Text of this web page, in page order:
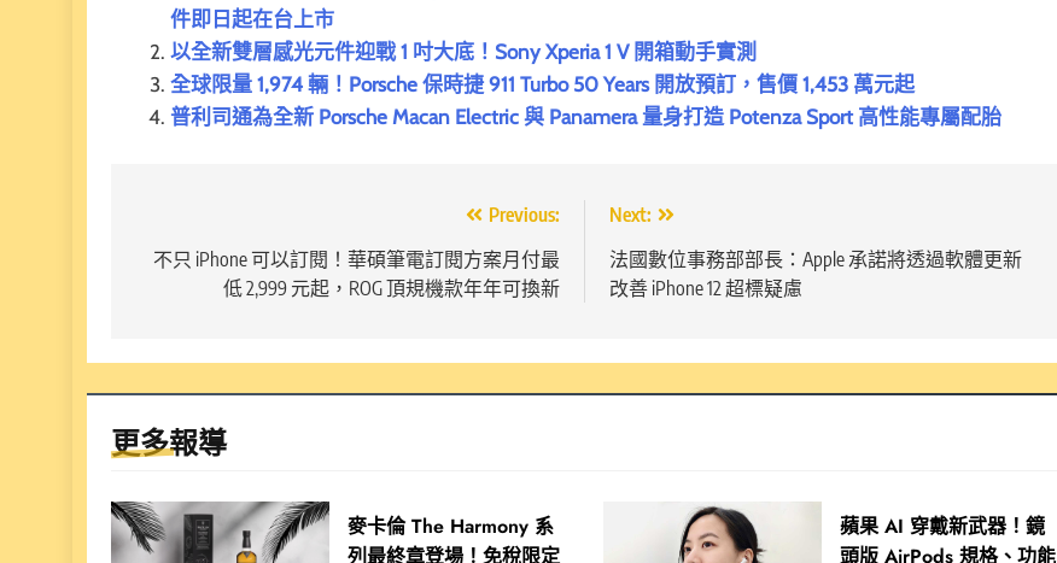
件即日起在台上市
以全新雙層感光元件迎戰 1 吋大底！Sony Xperia 1 V 開箱動手實測
全球限量 1,974 輛！Porsche 保時捷 911 Turbo 50 Years 開放預訂，售價 1,453 萬元起
普利司通為全新 Porsche Macan Electric 與 Panamera 量身打造 Potenza Sport 高性能專屬配胎
章
Previous:
不只 iPhone 可以訂閱！華碩筆電訂閱方案月付最
低 2,999 元起，ROG 頂規機款年年可換新
Next:
法國數位事務部部長：Apple 承諾將透過軟體更新
改善 iPhone 12 超標疑慮
更多報導
麥卡倫 The Harmony 系
列最終章登場！免稅限定
蘋果 AI 穿戴新武器！鏡
頭版 AirPods 規格、功能